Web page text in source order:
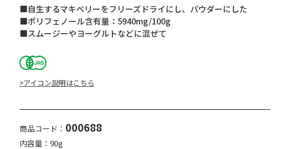
■自生するマキベリーをフリーズドライにし、パウダーにした
■ポリフェノール含有量：5940mg/100g
■スムージーやヨーグルトなどに混ぜて
>アイコン説明はこちら
商品コード： 000688
内容量：90g